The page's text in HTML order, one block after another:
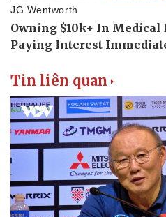
Tin liên quan